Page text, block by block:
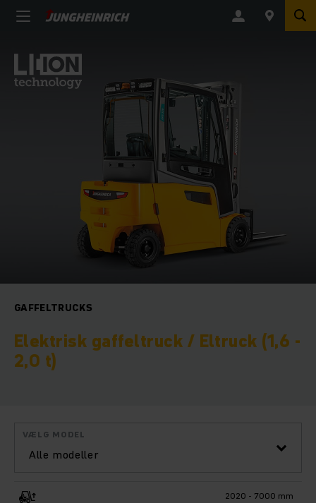
GAFFELTRUCKS
Elektrisk gaffeltruck / Eltruck (1,6 -
2,0 t)
Alle modeller
VÆLG MODEL
2020 - 7000 mm